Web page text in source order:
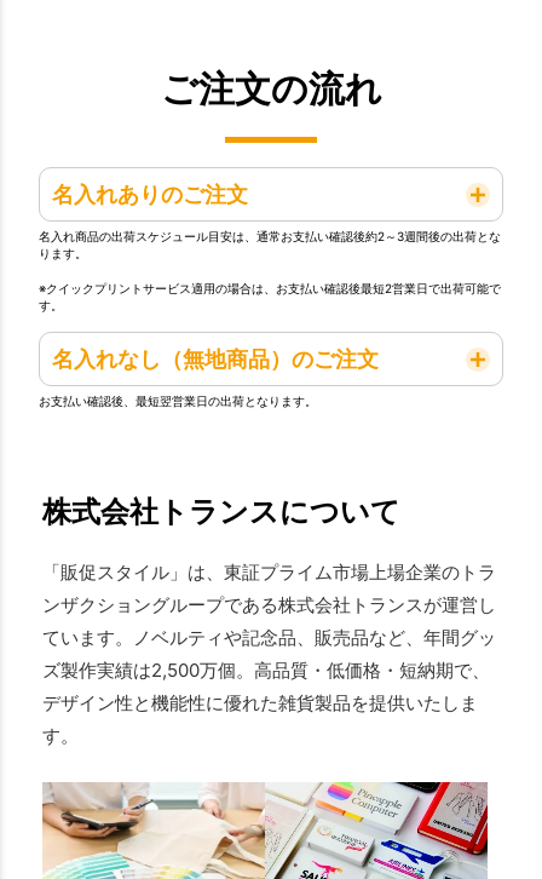
ご注文の流れ
名入れありのご注文
名入れ商品の出荷スケジュール目安は、通常お支払い確認後約2～3週間後の出荷とな
ります。
※クイックプリントサービス適用の場合は、お支払い確認後最短2営業日で出荷可能で
す。
名入れなし（無地商品）のご注文
お支払い確認後、最短翌営業日の出荷となります。
株式会社トランスについて
「販促スタイル」は、東証プライム市場上場企業のトラ
ンザクショングループである株式会社トランスが運営し
ています。ノベルティや記念品、販売品など、年間グッ
ズ製作実績は2,500万個。高品質・低価格・短納期で、
デザイン性と機能性に優れた雑貨製品を提供いたしま
す。